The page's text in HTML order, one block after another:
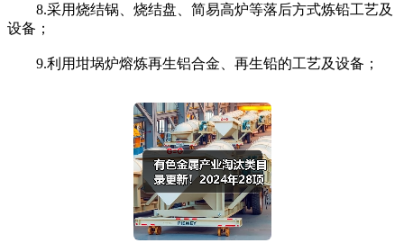
8.采用烧结锅、烧结盘、简易高炉等落后方式炼铅工艺及
设备；
9.利用坩埚炉熔炼再生铝合金、再生铅的工艺及设备；